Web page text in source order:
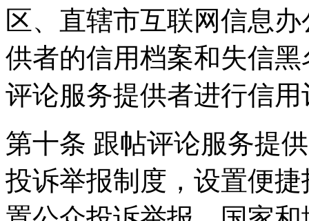
区、直辖市互联网信息
供者的信用档案和失信
评论服务提供者进行信用
第十条 跟帖评论服务提
投诉举报制度，设置便